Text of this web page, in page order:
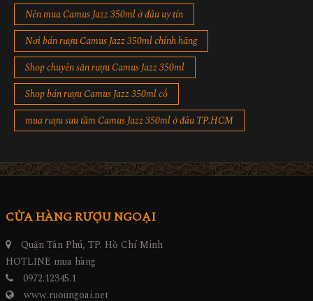
Nên mua Camus Jazz 350ml ở đâu uy tín
Nơi bán rượu Camus Jazz 350ml chính hãng
Shop chuyên săn rượu Camus Jazz 350ml
Shop bán rượu Camus Jazz 350ml cổ
mua rượu sưu tầm Camus Jazz 350ml ở đâu TP.HCM
CỬA HÀNG RƯỢU NGOẠI
Quận Tân Phú, TP. Hồ Chí Minh
HOTLINE mua hàng
0972.12345.1
www.ruoungoai.net